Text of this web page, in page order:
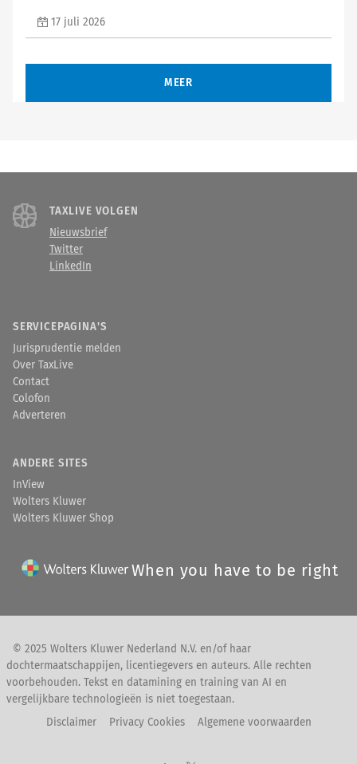
17 juli 2026
MEER
TAXLIVE VOLGEN
Nieuwsbrief
Twitter
LinkedIn
SERVICEPAGINA'S
Jurisprudentie melden
Over TaxLive
Contact
Colofon
Adverteren
ANDERE SITES
InView
Wolters Kluwer
Wolters Kluwer Shop
When you have to be right
© 2025 Wolters Kluwer Nederland N.V. en/of haar
dochtermaatschappijen, licentiegevers en auteurs. Alle rechten
voorbehouden. Tekst en datamining en training van AI en
vergelijkbare technologieën is niet toegestaan.
Disclaimer
Privacy Cookies Algemene voorwaarden